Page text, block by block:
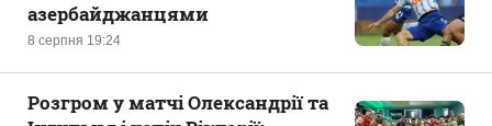
8 серпня 19:24
азербайджанцями
Розгром у матчі Олександрії та